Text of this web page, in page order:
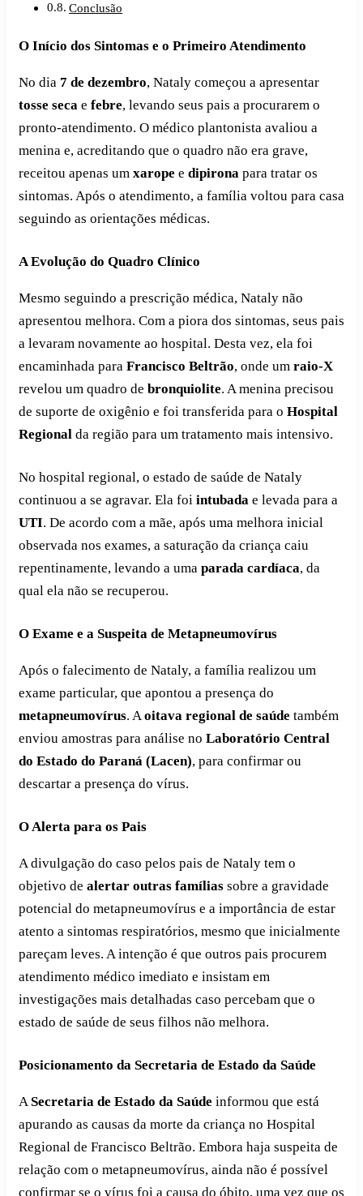
Conclusão
O Início dos Sintomas e o Primeiro Atendimento
No dia 7 de dezembro, Nataly começou a apresentar
tosse seca e febre, levando seus pais a procurarem o
pronto-atendimento. O médico plantonista avaliou a
menina e, acreditando que o quadro não era grave,
receitou apenas um xarope e dipirona para tratar os
sintomas. Após o atendimento, a família voltou para casa
seguindo as orientações médicas.
A Evolução do Quadro Clínico
Mesmo seguindo a prescrição médica, Nataly não
apresentou melhora. Com a piora dos sintomas, seus pais
a levaram novamente ao hospital. Desta vez, ela foi
encaminhada para Francisco Beltrão, onde um raio-X
revelou um quadro de bronquiolite. A menina precisou
de suporte de oxigênio e foi transferida para o Hospital
Regional da região para um tratamento mais intensivo.
No hospital regional, o estado de saúde de Nataly
continuou a se agravar. Ela foi intubada e levada para a
UTI. De acordo com a mãe, após uma melhora inicial
observada nos exames, a saturação da criança caiu
repentinamente, levando a uma parada cardíaca, da
qual ela não se recuperou.
O Exame e a Suspeita de Metapneumovírus
Após o falecimento de Nataly, a família realizou um
exame particular, que apontou a presença do
metapneumovírus. Aoitava regional de saúde também
enviou amostras para análise no Laboratório Central
do Estado do Paraná (Lacen), para confirmar ou
descartar a presença do vírus.
O Alerta para os Pais
A divulgação do caso pelos pais de Nataly tem o
objetivo de alertar outras famílias sobre a gravidade
potencial do metapneumovírus e a importância de estar
atento a sintomas respiratórios, mesmo que inicialmente
pareçam leves. A intenção é que outros pais procurem
atendimento médico imediato e insistam em
investigações mais detalhadas caso percebam que o
estado de saúde de seus filhos não melhora.
Posicionamento da Secretaria de Estado da Saúde
ASecretaria de Estado da Saúde informou que está
apurando as causas da morte da criança no Hospital
Regional de Francisco Beltrão. Embora haja suspeita de
relação com o metapneumovírus, ainda não é possível
confirmar se o vírus foi a causa do óbito, uma vez que os